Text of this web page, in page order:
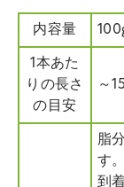
内容量
1本あた
りの長さ
の目安
～
脂
す。
到